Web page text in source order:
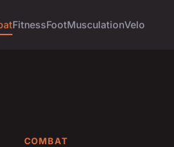
FitnessFootMusculationVelo
COMBAT